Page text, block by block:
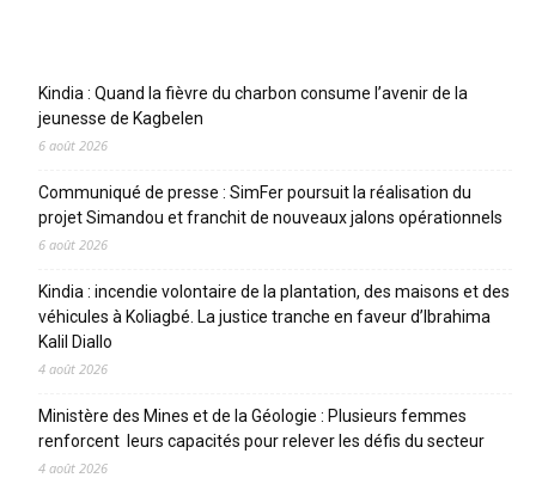
Kindia : Quand la fièvre du charbon consume l’avenir de la
jeunesse de Kagbelen
6 août 2026
Communiqué de presse : SimFer poursuit la réalisation du
projet Simandou et franchit de nouveaux jalons opérationnels
6 août 2026
Kindia : incendie volontaire de la plantation, des maisons et des
véhicules à Koliagbé. La justice tranche en faveur d’Ibrahima
Kalil Diallo
4 août 2026
Ministère des Mines et de la Géologie : Plusieurs femmes
renforcent leurs capacités pour relever les défis du secteur
4 août 2026